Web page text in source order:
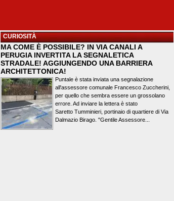
CURIOSITÀ
MA COME È POSSIBILE? IN VIA CANALI A
PERUGIA INVERTITA LA SEGNALETICA
STRADALE! AGGIUNGENDO UNA BARRIERA
ARCHITETTONICA!
Puntale è stata inviata una segnalazione
all'assessore comunale Francesco Zuccherini,
per quello che sembra essere un grossolano
errore. Ad inviare la lettera è stato
Saretto Tumminieri, portinaio di quartiere di Via
Dalmazio Birago. "Gentile Assessore...